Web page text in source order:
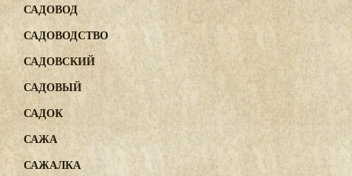
САДОВОД
САДОВОДСТВО
САДОВСКИЙ
САДОВЫЙ
САДОК
САЖА
САЖАЛКА